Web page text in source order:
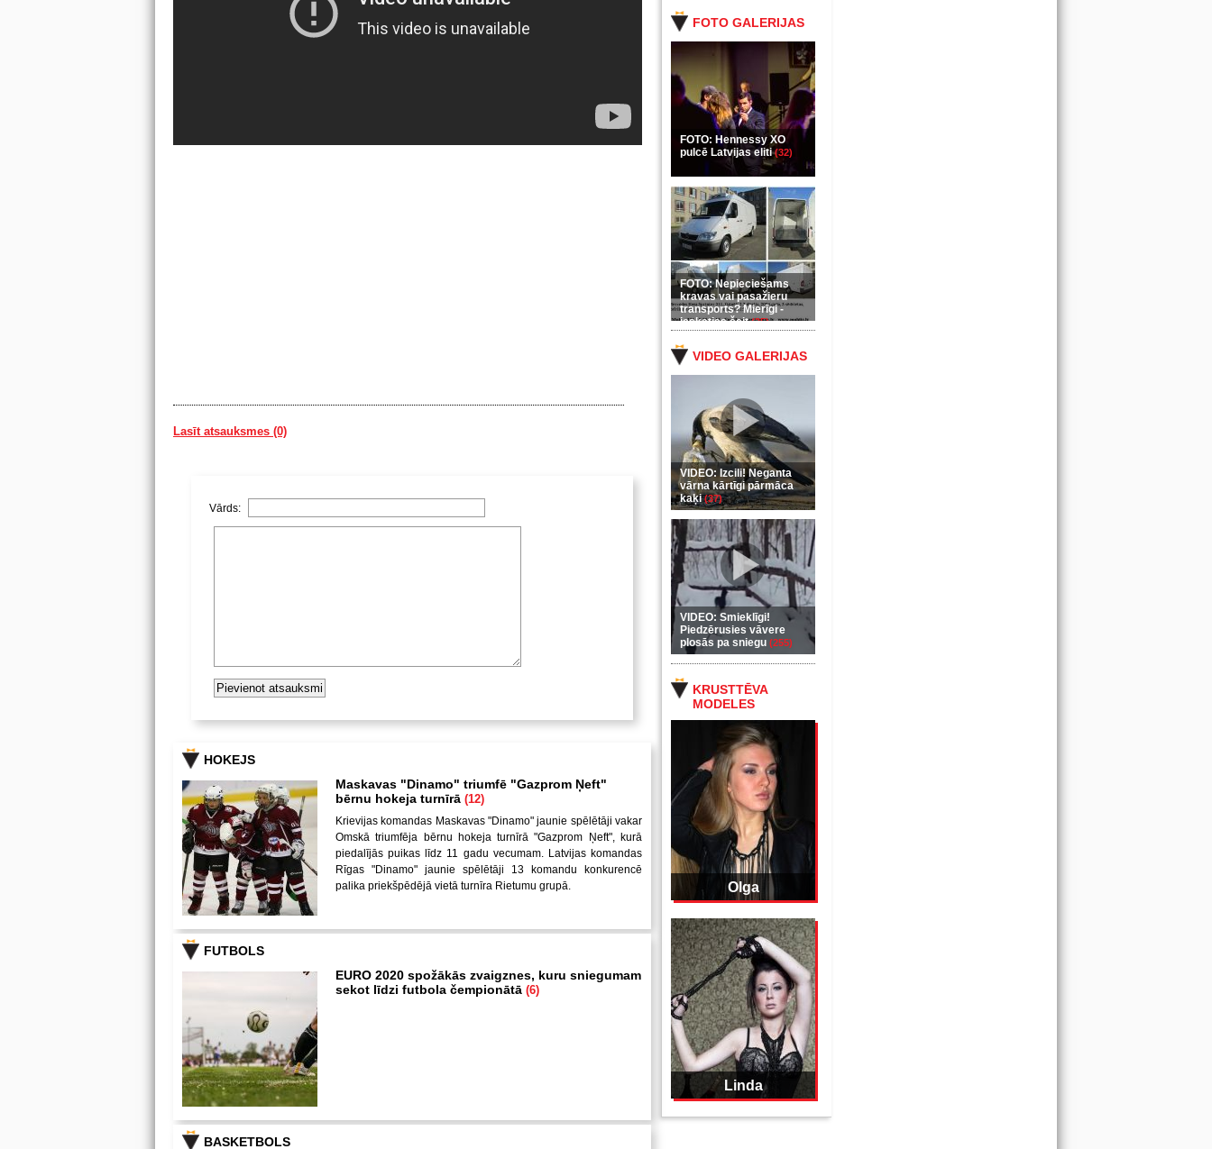
FOTO GALERIJAS
FOTO: Hennessy XO
pulcē Latvijas eliti(32)
FOTO: Nepieciešams
kravas vai pasažieru
transports? Mierīgi -
ieskaties šeit(35)
VIDEO GALERIJAS
VIDEO: Izcili! Neganta
vārna kārtīgi pārmāca
kaķi(37)
VIDEO: Smieklīgi!
Piedzērusies vāvere
plosās pa sniegu (255)
KRUSTTĒVA
MODELES
Olga
Linda
Lasīt atsauksmes (0)
Vārds:
HOKEJS
Maskavas "Dinamo" triumfē "Gazprom Ņeft"
bērnu hokeja turnīrā (12)
Krievijas komandas Maskavas "Dinamo" jaunie spēlētāji vakar
Omskā triumfēja bērnu hokeja turnīrā "Gazprom Ņeft", kurā
piedalījās puikas līdz 11 gadu vecumam. Latvijas komandas
Rīgas "Dinamo" jaunie spēlētāji 13 komandu konkurencē
palika priekšpēdējā vietā turnīra Rietumu grupā.
FUTBOLS
EURO 2020 spožākās zvaigznes, kuru sniegumam
sekot līdzi futbola čempionātā (6)
BASKETBOLS